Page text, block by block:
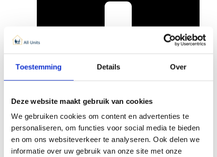
Toestemming Details Over
Deze website maakt gebruik van cookies
We gebruiken cookies om content en advertenties te
personaliseren, om functies voor social media te bieden
en om ons websiteverkeer te analyseren. Ook delen we
informatie over uw gebruik van onze site met onze
Spațiu de locuit
Casa de îngrijire informală
Case de containere
Unitate de locuit pentru casă inteligentă